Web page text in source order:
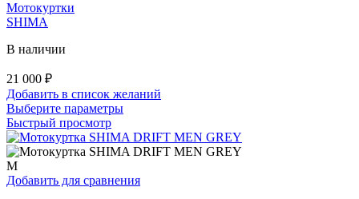
Мотокуртки
SHIMA
В наличии
21 000 ₽
Добавить в список желаний
Выберите параметрыЭтот
имеет
несколько
Опции
Быстрый просмотр
M
Добавить для сравнения